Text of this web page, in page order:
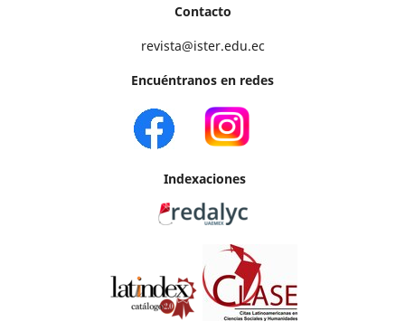
Contacto
revista@ister.edu.ec
Encuéntranos en redes
Indexaciones